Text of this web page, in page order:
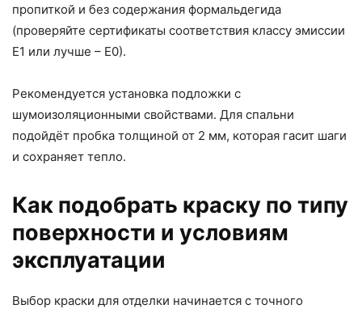
пропиткой и без содержания формальдегида
(проверяйте сертификаты соответствия классу эмиссии
Е1 или лучше – Е0).
Рекомендуется установка подложки с
шумоизоляционными свойствами. Для спальни
подойдёт пробка толщиной от 2 мм, которая гасит шаги
и сохраняет тепло.
Как подобрать краску по типу
поверхности и условиям
эксплуатации
Выбор краски для отделки начинается с точного